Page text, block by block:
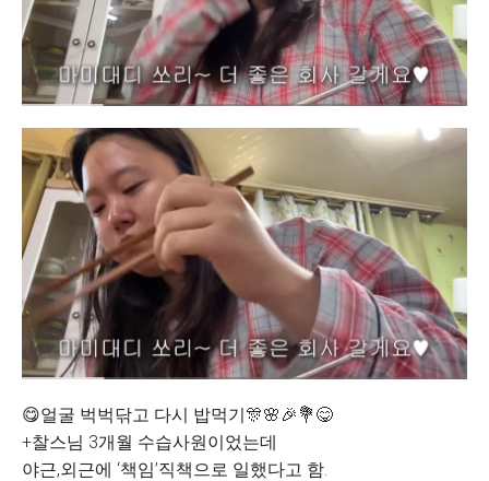
😋얼굴 벅벅닦고 다시 밥먹기🎊🌸🎉💐😋
+찰스님 3개월 수습사원이었는데
야근,외근에 ‘책임’직책으로 일했다고 함.